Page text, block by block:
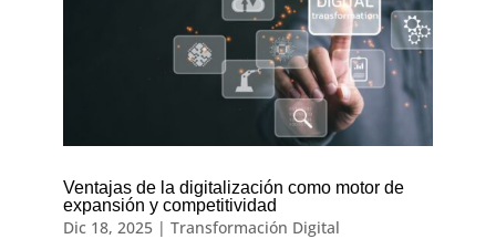
Ventajas de la digitalización como motor de
expansión y competitividad
Dic 18, 2025| Transformación Digital